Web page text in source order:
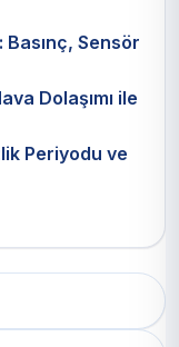
Basınç, Sensör
Dolaşımı ile
Periyodu ve